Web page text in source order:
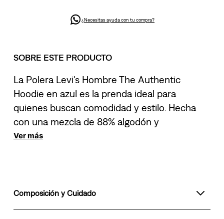
¿Necesitas ayuda con tu compra?
SOBRE ESTE PRODUCTO
La Polera Levi's Hombre The Authentic
Hoodie en azul es la prenda ideal para
quienes buscan comodidad y estilo. Hecha
con una mezcla de 88% algodón y
Ver más
Composición y Cuidado